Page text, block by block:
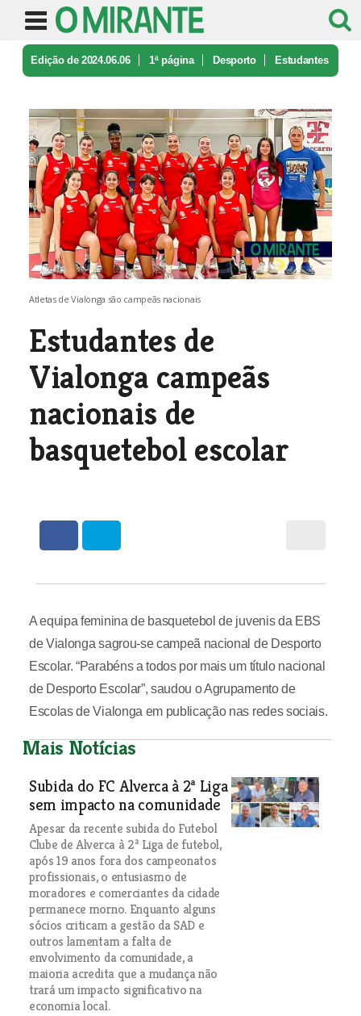
Edição de 2024.06.06 1ª página Desporto Estudantes
Atletas de Vialonga são campeãs nacionais
Estudantes de
Vialonga campeãs
nacionais de
basquetebol escolar
A equipa feminina de basquetebol de juvenis da EBS
de Vialonga sagrou-se campeã nacional de Desporto
Escolar. “Parabéns a todos por mais um título nacional
de Desporto Escolar”, saudou o Agrupamento de
Escolas de Vialonga em publicação nas redes sociais.
Mais Notícias
Subida do FC Alverca à 2ª Liga
sem impacto na comunidade
Apesar da recente subida do Futebol
Clube de Alverca à 2ª Liga de futebol,
após 19 anos fora dos campeonatos
profissionais, o entusiasmo de
moradores e comerciantes da cidade
permanece morno. Enquanto alguns
sócios criticam a gestão da SAD e
outros lamentam a falta de
envolvimento da comunidade, a
maioria acredita que a mudança não
trará um impacto significativo na
economia local.